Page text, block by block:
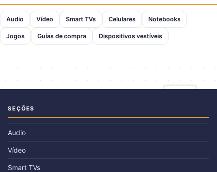
Audio Vídeo Smart TVs Celulares Notebooks
Jogos Guías de compra Dispositivos vestíveis
SEÇÕES
Audio
Vídeo
Smart TVs